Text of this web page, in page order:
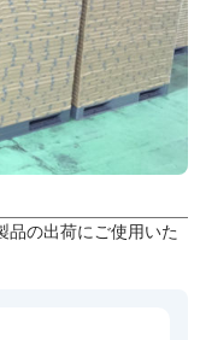
品の出荷にご使用いた